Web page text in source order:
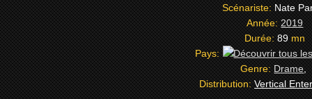
Scénariste:Nate
Année:2019
Durée:89mn
Pays:
Genre:Drame,
Distribution:Vertical